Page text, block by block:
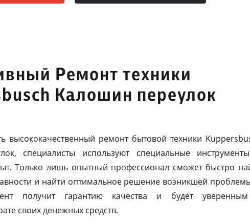
Ремонт техники
Калошин переулок
высококачественный ремонт бытовой техники
специалисты используют специальные
Только лишь опытный профессионал сможет быстро
и найти оптимальное решение возникшей
получит гарантию качества и будет
своих денежных средств.